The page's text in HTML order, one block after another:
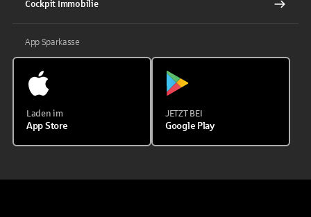
Cockpit Immobilie
App Sparkasse
Laden im
App Store
JETZT BEI
Google Play